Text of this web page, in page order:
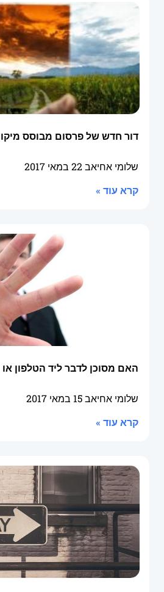
דור חדש של פרסום מבוסס
שלומי אחיאב22 במאי 2017
קרא עוד »
האם מסוכן לדבר ליד הטלפון או
שלומי אחיאב15 במאי 2017
קרא עוד »